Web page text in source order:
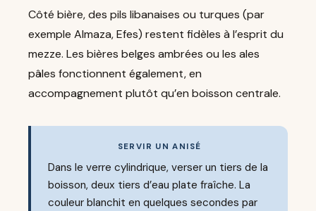
Côté bière, des pils libanaises ou turques (par
exemple Almaza, Efes) restent fidèles à l’esprit du
mezze. Les bières belges ambrées ou les ales
pâles fonctionnent également, en
accompagnement plutôt qu’en boisson centrale.
SERVIR UN ANISÉ
Dans le verre cylindrique, verser un tiers de la
boisson, deux tiers d’eau plate fraîche. La
couleur blanchit en quelques secondes par